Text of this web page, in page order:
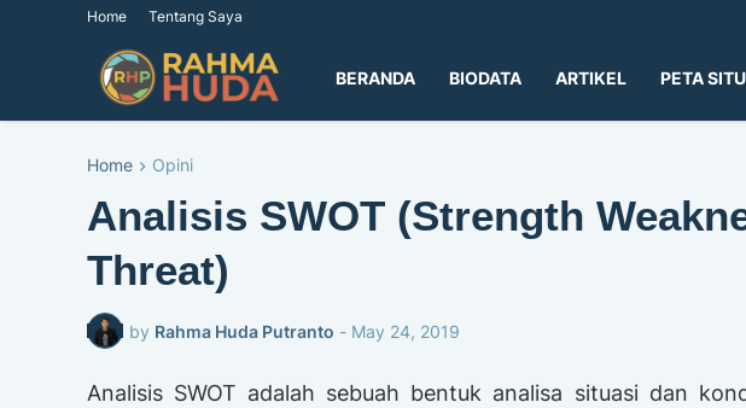
Home Tentang Saya
BERANDA BIODATA ARTIKEL PETA
Home Opini
Analisis SWOT (Strength
Threat)
by Rahma Huda Putranto - May 24, 2019
Analisis SWOT adalah sebuah bentuk analisa situasi dan